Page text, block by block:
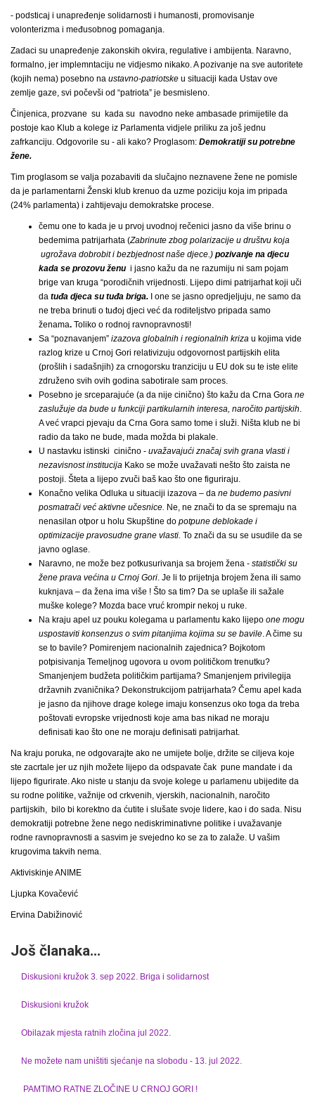
- podsticaj i unapređenje solidarnosti i humanosti, promovisanje
volonterizma i međusobnog pomaganja.
Zadaci su unapređenje zakonskih okvira, regulative i ambijenta. Naravno,
formalno, jer implemntaciju ne vidjesmo nikako. A pozivanje na sve autoritete
(kojih nema) posebno na ustavno-patriotske u situaciji kada Ustav ove
zemlje gaze, svi počevši od “patriota” je besmisleno.
Činjenica, prozvane su kada su navodno neke ambasade primijetile da
postoje kao Klub a kolege iz Parlamenta vidjele priliku za još jednu
zafrkanciju. Odgovorile su - ali kako? Proglasom: Demokratiji su potrebne
žene.
Tim proglasom se valja pozabaviti da slučajno neznavene žene ne pomisle
da je parlamentarni Ženski klub krenuo da uzme poziciju koja im pripada
(24% parlamenta) i zahtijevaju demokratske procese.
čemu one to kada je u prvoj uvodnoj rečenici jasno da više brinu o
bedemima patrijarhata (Zabrinute zbog polarizacije u društvu koja
ugrožava dobrobit i bezbjednost naše djece.) pozivanje na djecu
kada se prozovu ženu i jasno kažu da ne razumiju ni sam pojam
brige van kruga “porodičnih vrijednosti. Lijepo dimi patrijarhat koji uči
da tuđa djeca su tuđa briga. I one se jasno opredjeljuju, ne samo da
ne treba brinuti o tuđoj djeci već da roditeljstvo pripada samo
ženama. Toliko o rodnoj ravnopravnosti!
Sa “poznavanjem” izazova globalnih i regionalnih kriza u kojima vide
razlog krize u Crnoj Gori relativizuju odgovornost partijskih elita
(prošlih i sadašnjih) za crnogorsku tranziciju u EU dok su te iste elite
združeno svih ovih godina sabotirale sam proces.
Posebno je srceparajuće (a da nije cinično) što kažu da Crna Gora ne
zaslužuje da bude u funkciji partikularnih interesa, naročito partijskih.
A već vrapci pjevaju da Crna Gora samo tome i služi. Ništa klub ne bi
radio da tako ne bude, mada možda bi plakale.
U nastavku istinski cinično - uvažavajući značaj svih grana vlasti i
nezavisnost institucija Kako se može uvažavati nešto što zaista ne
postoji. Šteta a lijepo zvuči baš kao što one figuriraju.
Konačno velika Odluka u situaciji izazova – da ne budemo pasivni
posmatrači već aktivne učesnice. Ne, ne znači to da se spremaju na
nenasilan otpor u holu Skupštine do potpune deblokade i
optimizacije pravosudne grane vlasti. To znači da su se usudile da se
javno oglase.
Naravno, ne može bez potkusurivanja sa brojem žena - statistički su
žene prava većina u Crnoj Gori. Je li to prijetnja brojem žena ili samo
kuknjava – da žena ima više ! Što sa tim? Da se uplaše ili sažale
muške kolege? Mozda bace vruć krompir nekoj u ruke.
Na kraju apel uz pouku kolegama u parlamentu kako lijepo one mogu
uspostaviti konsenzus o svim pitanjima kojima su se bavile. A čime su
se to bavile? Pomirenjem nacionalnih zajednica? Bojkotom
potpisivanja Temeljnog ugovora u ovom političkom trenutku?
Smanjenjem budžeta političkim partijama? Smanjenjem privilegija
državnih zvaničnika? Dekonstrukcijom patrijarhata? Čemu apel kada
je jasno da njihove drage kolege imaju konsenzus oko toga da treba
poštovati evropske vrijednosti koje ama bas nikad ne moraju
definisati kao što one ne moraju definisati patrijarhat.
Na kraju poruka, ne odgovarajte ako ne umijete bolje, držite se ciljeva koje
ste zacrtale jer uz njih možete lijepo da odspavate čak pune mandate i da
lijepo figurirate. Ako niste u stanju da svoje kolege u parlamenu ubijedite da
su rodne politike, važnije od crkvenih, vjerskih, nacionalnih, naročito
partijskih, bilo bi korektno da ćutite i slušate svoje lidere, kao i do sada. Nisu
demokratiji potrebne žene nego nediskriminativne politike i uvažavanje
rodne ravnopravnosti a sasvim je svejedno ko se za to zalaže. U vašim
krugovima takvih nema.
Aktiviskinje ANIME
Ljupka Kovačević
Ervina Dabižinović
Još članaka...
Diskusioni kružok 3. sep 2022. Briga i solidarnost
Diskusioni kružok
Obilazak mjesta ratnih zločina jul 2022.
Ne možete nam uništiti sjećanje na slobodu - 13. jul 2022.
PAMTIMO RATNE ZLOČINE U CRNOJ GORI !